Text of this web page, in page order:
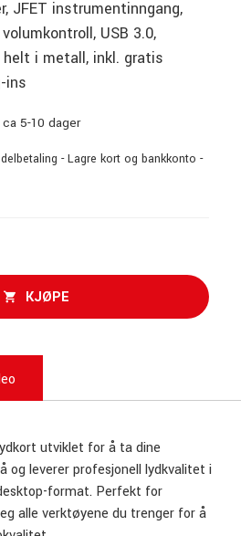
JFET instrumentinngang,
USB 3.0,
i metall, inkl. gratis
ins
5-10 dager
- Lagre kort og bankkonto -
KJØPE
utviklet for å ta dine
og leverer profesjonell lydkvalitet i
format. Perfekt for
alle verktøyene du trenger for å